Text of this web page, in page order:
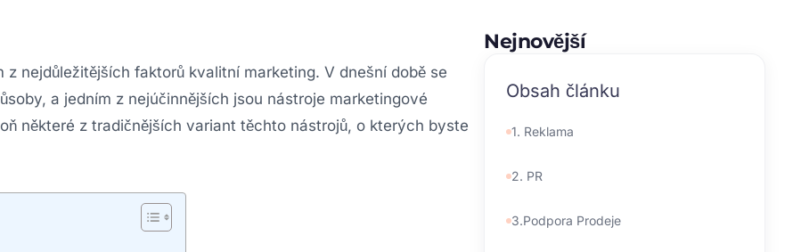
z nejdůležitějších faktorů kvalitní marketing. V dnešní době se
a jedním z nejúčinnějších jsou nástroje marketingové
některé z tradičnějších variant těchto nástrojů, o kterých byste
Nejnovější
Obsah článku
1. Reklama
2. PR
3.Podpora Prodeje